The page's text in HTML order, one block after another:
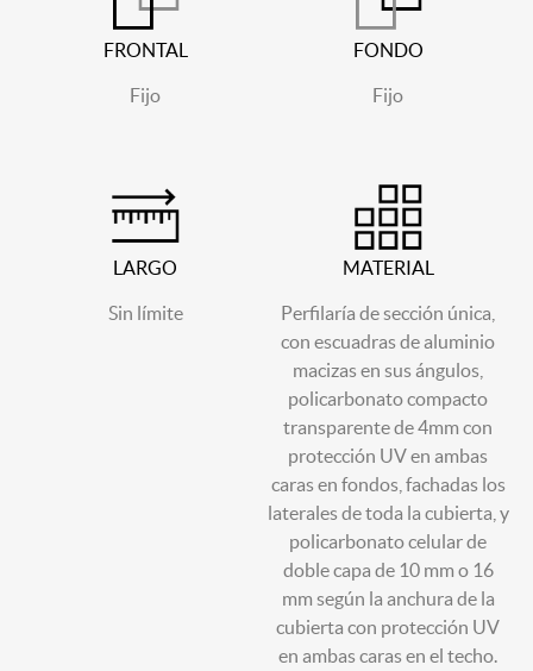
FRONTAL
Fijo
FONDO
Fijo
LARGO
Sin límite
MATERIAL
Perfilaría de sección única,
con escuadras de aluminio
macizas en sus ángulos,
policarbonato compacto
transparente de 4mm con
protección UV en ambas
caras en fondos, fachadas los
laterales de toda la cubierta, y
policarbonato celular de
doble capa de 10 mm o 16
mm según la anchura de la
cubierta con protección UV
en ambas caras en el techo.